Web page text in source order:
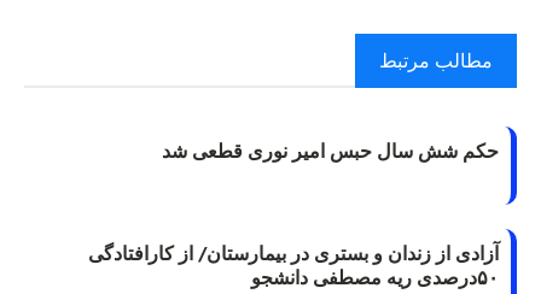
مطالب مرتبط
حکم شش سال حبس امیر نوری قطعی شد
آزادی از زندان و بستری در بیمارستان/ از کارافتادگی
۵۰درصدی ریه مصطفی دانشجو